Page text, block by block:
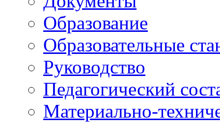
Образование
Образовательные
Руководство
Педагогический
Материально-